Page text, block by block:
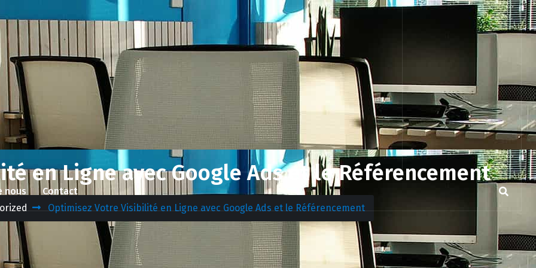
nous Contact
en Ligne avec Google Ads et le Référencement
Optimisez Votre Visibilité en Ligne avec Google Ads et le Référencement